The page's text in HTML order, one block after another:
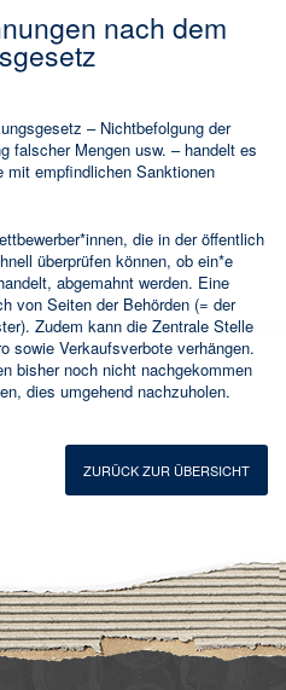
nach dem
– Nichtbefolgung der
falscher Mengen usw. – handelt es
mit empfindlichen Sanktionen
die in der öffentlich
überprüfen können, ob ein*e
abgemahnt werden. Eine
von Seiten der Behörden (= der
Zudem kann die Zentrale Stelle
sowie Verkaufsverbote verhängen.
bisher noch nicht nachgekommen
dies umgehend nachzuholen.
ZURÜCK ZUR ÜBERSICHT